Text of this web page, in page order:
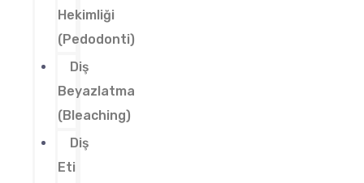
Hekimliği
(Pedodonti)
Diş
Beyazlatma
(Bleaching)
Diş
Eti